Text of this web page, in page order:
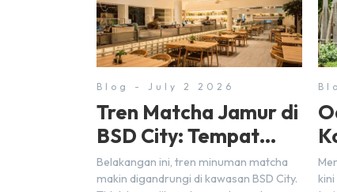
Blog - July 2 2026
Tren Matcha Jamur di
BSD City: Tempat
Nongkrong Estetik
Dekat Hunian
Belakangan ini, tren minuman matcha
makin digandrungi di kawasan BSD City.